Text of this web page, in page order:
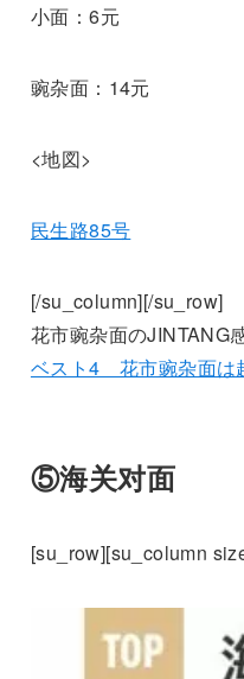
小面：6元
豌杂面：14元
<地図>
民生路85号
[/su_column][/su_row]
花市豌杂面のJINTANG
ベスト4 花市豌杂面は
⑤海关对面
[su_row][su_column